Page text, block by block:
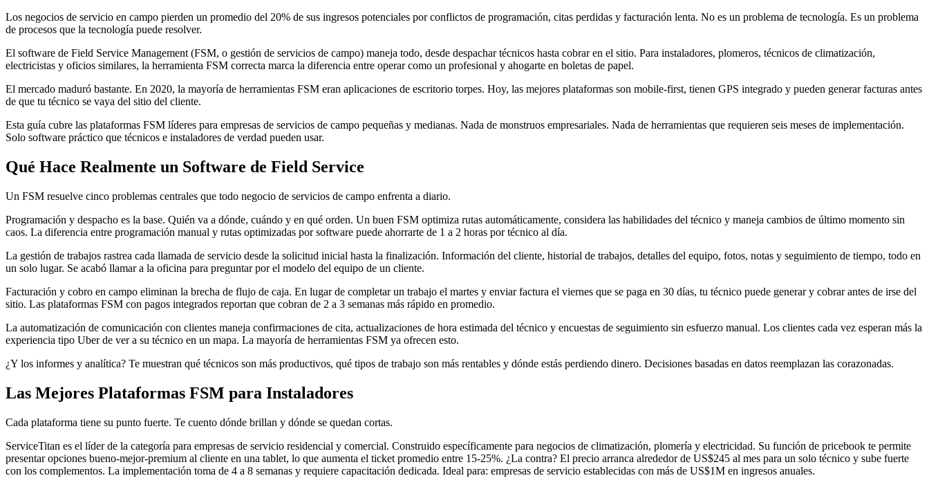
Los negocios de servicio en campo pierden un promedio del 20% de sus ingresos potenciales por conflictos de programación, citas perdidas y facturación lenta. No es un problema de tecnología. Es un problema
de procesos que la tecnología puede resolver.
El software de Field Service Management (FSM, o gestión de servicios de campo) maneja todo, desde despachar técnicos hasta cobrar en el sitio. Para instaladores, plomeros, técnicos de climatización,
electricistas y oficios similares, la herramienta FSM correcta marca la diferencia entre operar como un profesional y ahogarte en boletas de papel.
El mercado maduró bastante. En 2020, la mayoría de herramientas FSM eran aplicaciones de escritorio torpes. Hoy, las mejores plataformas son mobile-first, tienen GPS integrado y pueden generar facturas antes
de que tu técnico se vaya del sitio del cliente.
Esta guía cubre las plataformas FSM líderes para empresas de servicios de campo pequeñas y medianas. Nada de monstruos empresariales. Nada de herramientas que requieren seis meses de implementación.
Solo software práctico que técnicos e instaladores de verdad pueden usar.
Qué Hace Realmente un Software de Field Service
Un FSM resuelve cinco problemas centrales que todo negocio de servicios de campo enfrenta a diario.
Programación y despacho es la base. Quién va a dónde, cuándo y en qué orden. Un buen FSM optimiza rutas automáticamente, considera las habilidades del técnico y maneja cambios de último momento sin
caos. La diferencia entre programación manual y rutas optimizadas por software puede ahorrarte de 1 a 2 horas por técnico al día.
La gestión de trabajos rastrea cada llamada de servicio desde la solicitud inicial hasta la finalización. Información del cliente, historial de trabajos, detalles del equipo, fotos, notas y seguimiento de tiempo, todo en
un solo lugar. Se acabó llamar a la oficina para preguntar por el modelo del equipo de un cliente.
Facturación y cobro en campo eliminan la brecha de flujo de caja. En lugar de completar un trabajo el martes y enviar factura el viernes que se paga en 30 días, tu técnico puede generar y cobrar antes de irse del
sitio. Las plataformas FSM con pagos integrados reportan que cobran de 2 a 3 semanas más rápido en promedio.
La automatización de comunicación con clientes maneja confirmaciones de cita, actualizaciones de hora estimada del técnico y encuestas de seguimiento sin esfuerzo manual. Los clientes cada vez esperan más la
experiencia tipo Uber de ver a su técnico en un mapa. La mayoría de herramientas FSM ya ofrecen esto.
¿Y los informes y analítica? Te muestran qué técnicos son más productivos, qué tipos de trabajo son más rentables y dónde estás perdiendo dinero. Decisiones basadas en datos reemplazan las corazonadas.
Las Mejores Plataformas FSM para Instaladores
Cada plataforma tiene su punto fuerte. Te cuento dónde brillan y dónde se quedan cortas.
ServiceTitan es el líder de la categoría para empresas de servicio residencial y comercial. Construido específicamente para negocios de climatización, plomería y electricidad. Su función de pricebook te permite
presentar opciones bueno-mejor-premium al cliente en una tablet, lo que aumenta el ticket promedio entre 15-25%. ¿La contra? El precio arranca alrededor de US$245 al mes para un solo técnico y sube fuerte
con los complementos. La implementación toma de 4 a 8 semanas y requiere capacitación dedicada. Ideal para: empresas de servicio establecidas con más de US$1M en ingresos anuales.